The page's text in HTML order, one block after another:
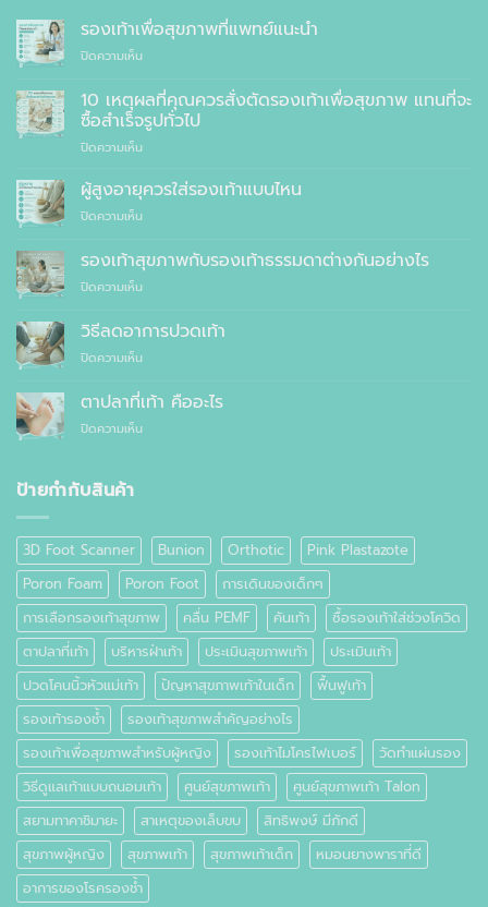
รองเท้าเพื่อสุขภาพที่แพทย์แนะนำ
ปิดความเห็นบน
เพื่อ
สุขภาพ
ที่
แพทย์
10 เหตุผลที่คุณควรสั่งตัดรองเท้าเพื่อสุขภาพ แทนที่จะ
ซื้อสำเร็จรูปทั่วไป
ปิดความเห็นบน
เหตุผล
คุณ
สั่ง
ตัด
รองเท้า
สุขภาพ
สำเร็จรูป
ทั่วไป
ผู้สูงอายุควรใส่รองเท้าแบบไหน
ปิดความเห็นบน
สูง
อายุ
ควร
รองเท้า
ไหน
รองเท้าสุขภาพกับรองเท้าธรรมดาต่างกันอย่างไร
ปิดความเห็นบน
สุขภาพ
กับ
รองเท้า
ต่าง
อย่างไร
วิธีลดอาการปวดเท้า
ปิดความเห็นบน
ลด
อาการ
ปวด
ตาปลาที่เท้า คืออะไร
ปิดความเห็นบน
ป้ายกำกับสินค้า
3D Foot Scanner Bunion Orthotic
Pink Plastazote
Poron Foam
Poron Foot
การเดินของเด็กๆ
การเลือกรองเท้าสุขภาพ
คลื่น PEMF คันเท้า
ซื้อรองเท้าใส่ช่วงโควิด
ตาปลาที่เท้า
บริหารฝ่าเท้า ประเมินสุขภาพเท้า
ประเมินเท้า
ปวดโคนนิ้วหัวแม่เท้า
ปัญหาสุขภาพเท้าในเด็ก
ฟื้นฟูเท้า
รองเท้ารองช้ำ
รองเท้าสุขภาพสำคัญอย่างไร
รองเท้าเพื่อสุขภาพสำหรับผู้หญิง
รองเท้าไมโครไฟเบอร์
วัดทำแผ่นรอง
วิธีดูแลเท้าแบบถนอมเท้า
ศูนย์สุขภาพเท้า
ศูนย์สุขภาพเท้า Talon
สยามทาคาชิมายะ
สาเหตุของเล็บขบ
สิทธิพงษ์ มีภักดี
สุขภาพผู้หญิง
สุขภาพเท้า สุขภาพเท้าเด็ก
หมอนยางพาราที่ดี
อาการของโรครองช้ำ